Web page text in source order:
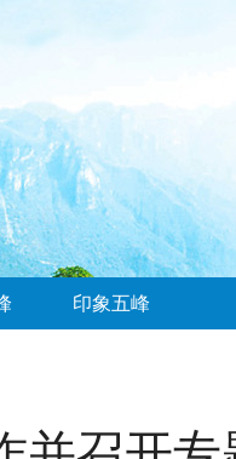
印象五峰